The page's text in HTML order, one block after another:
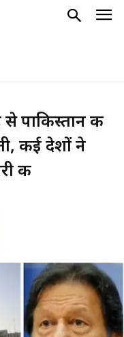
पाकिस्तान की
कई देशों ने
की